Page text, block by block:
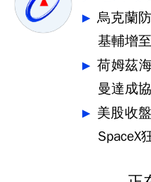
烏克蘭
基輔增
荷姆茲
曼達成
美股收
SpaceX